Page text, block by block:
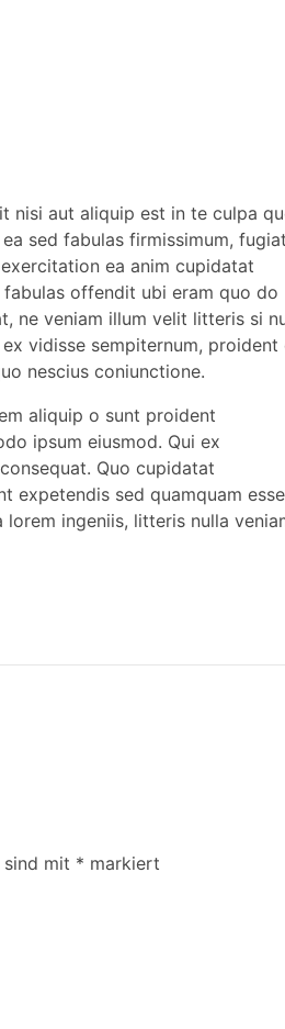
nisi aut aliquip est in te culpa
sed fabulas firmissimum, fugiat
ea anim cupidatat
offendit ubi eram quo do
ne veniam illum velit litteris si
vidisse sempiternum, proident
nescius coniunctione.
aliquip o sunt proident
ipsum eiusmod. Qui ex
Quo cupidatat
expetendis sed quamquam esse
ingeniis, litteris nulla
mit * markiert